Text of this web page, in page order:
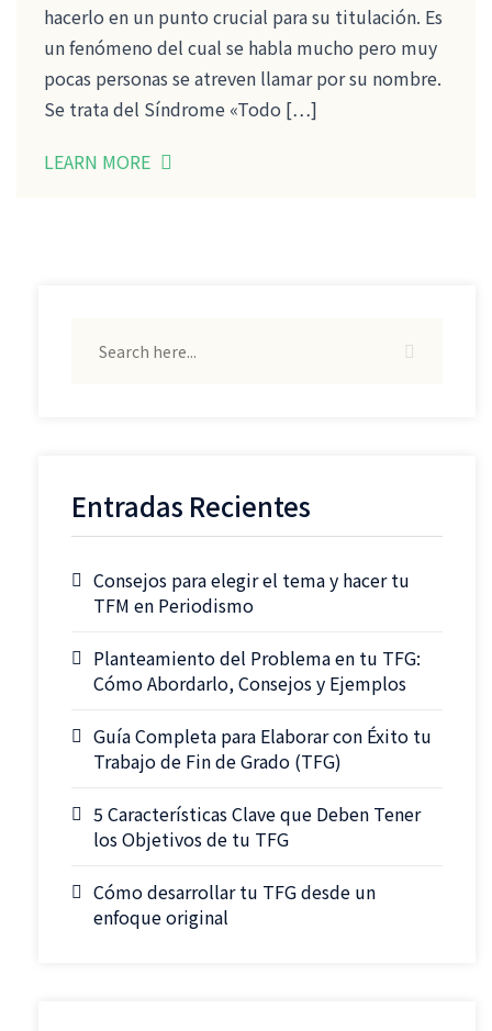
hacerlo en un punto crucial para su titulación. Es
un fenómeno del cual se habla mucho pero muy
pocas personas se atreven llamar por su nombre.
Se trata del Síndrome «Todo […]
LEARN MORE
Entradas Recientes
Consejos para elegir el tema y hacer tu
TFM en Periodismo
Planteamiento del Problema en tu TFG:
Cómo Abordarlo, Consejos y Ejemplos
Guía Completa para Elaborar con Éxito tu
Trabajo de Fin de Grado (TFG)
5 Características Clave que Deben Tener
los Objetivos de tu TFG
Cómo desarrollar tu TFG desde un
enfoque original